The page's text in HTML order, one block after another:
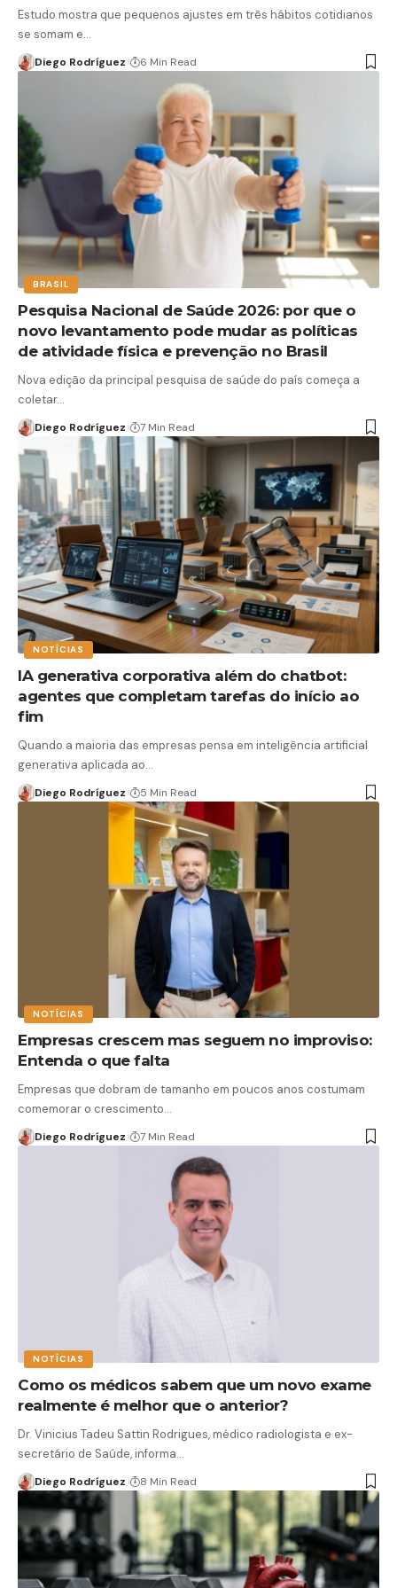
Estudo mostra que pequenos ajustes em três hábitos cotidianos
se somam e…
Diego Rodríguez 6 Min Read
BRASIL
Pesquisa Nacional de Saúde 2026: por que o
novo levantamento pode mudar as políticas
de atividade física e prevenção no Brasil
Nova edição da principal pesquisa de saúde do país começa a
coletar…
Diego Rodríguez 7 Min Read
NOTÍCIAS
IA generativa corporativa além do chatbot:
agentes que completam tarefas do início ao
fim
Quando a maioria das empresas pensa em inteligência artificial
generativa aplicada ao…
Diego Rodríguez 5 Min Read
NOTÍCIAS
Empresas crescem mas seguem no improviso:
Entenda o que falta
Empresas que dobram de tamanho em poucos anos costumam
comemorar o crescimento…
Diego Rodríguez 7 Min Read
NOTÍCIAS
Como os médicos sabem que um novo exame
realmente é melhor que o anterior?
Dr. Vinicius Tadeu Sattin Rodrigues, médico radiologista e ex-
secretário de Saúde, informa…
Diego Rodríguez 8 Min Read